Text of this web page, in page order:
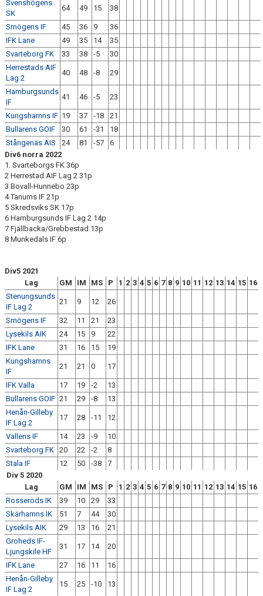
Svenshögens
SK
64 49 15 38
Smögens IF 45 36 9
36
IFK Lane
49 35 14
35
Svarteborg FK
33 38 -5
30
Herrestads AIF
Lag 2
40 48 -8 29
Hamburgsunds
IF
41 46 -5 23
Kungshamns IF 19 37 -18
21
Bullarens GOIF
30 61 -31
18
Stångenäs AIS
24 81 -57
6
Div6 norra 2022
1. Svarteborgs FK 36p
2 Herrestad AIF Lag 2 31p
3 Bovall-Hunnebo 23p
4 Tanums IF 21p
5 Skredsviks SK 17p
6 Hamburgsunds IF Lag 2 14p
7 Fjällbacka/Grebbestad 13p
8 Munkedals IF 6p
Div5 2021
Lag
GM IM MS P 1 2 3 4 5 6 7 8 9 10 11 12 13 14 15 16
Stenungsunds
IF Lag 2
21 9 12 26
Smögens IF 32 11 21
23
Lysekils AIK
24 15 9
22
IFK Lane
31 16 15
19
Kungshamns
IF
21 21 0 17
IFK Valla 17 19 -2
13
Bullarens GOIF 21 29 -8
13
Henån-Gilleby
IF Lag 2
17 28 -11 12
Vallens IF 14 23 -9
10
Svarteborg FK 20 22 -2
8
Stala IF
12 50 -38
7
Div 5 2020
Lag
GM IM MS P 1 2 3 4 5 6 7 8 9 10 11 12 13 14 15 16
Rosseröds IK
39 10 29
33
Skärhamns IK
51 7 44
30
Lysekils AIK
29 13 16
21
Groheds IF-
Ljungskile HF
31 17 14 20
IFK Lane 27 16 11
16
Henån-Gilleby
IF Lag 2
15 25 -10 13